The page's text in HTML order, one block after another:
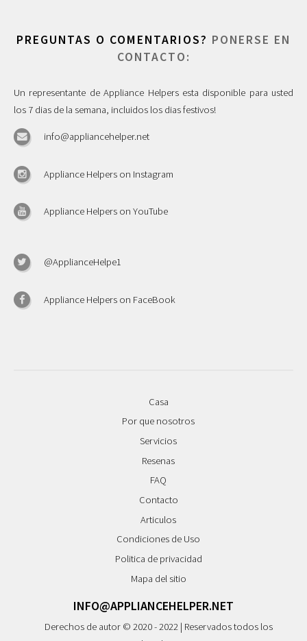
PREGUNTAS O COMENTARIOS? PONERSE EN
CONTACTO:
Un representante de Appliance Helpers esta disponible para usted
los 7 dias de la semana, incluidos los dias festivos!
info@appliancehelper.net
Appliance Helpers on Instagram
Appliance Helpers on YouTube
@ApplianceHelpe1
Appliance Helpers on FaceBook
Casa
Por que nosotros
Servicios
Resenas
FAQ
Contacto
Articulos
Condiciones de Uso
Politica de privacidad
Mapa del sitio
INFO@APPLIANCEHELPER.NET
Derechos de autor © 2020 - 2022 | Reservados todos los